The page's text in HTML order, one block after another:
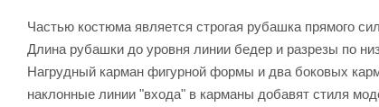
Частью костюма является строгая рубашка прямого
Длина рубашки до уровня линии бедер и разрезы по
Нагрудный карман фигурной формы и два боковых
наклонные линии "входа" в карманы добавят стиля